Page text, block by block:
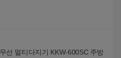
선 멀티다지기 KKW-600SC 주방